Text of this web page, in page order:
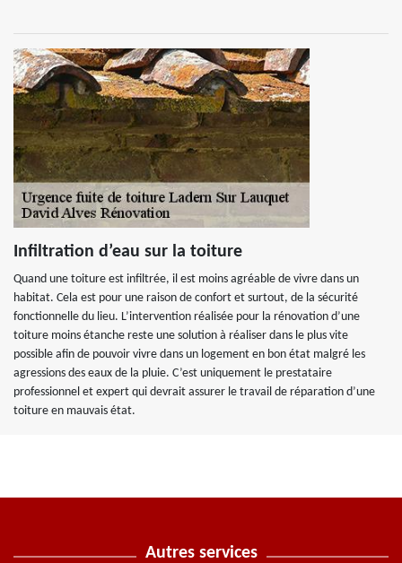
Infiltration d’eau sur la toiture
Quand une toiture est infiltrée, il est moins agréable de vivre dans un
habitat. Cela est pour une raison de confort et surtout, de la sécurité
fonctionnelle du lieu. L’intervention réalisée pour la rénovation d’une
toiture moins étanche reste une solution à réaliser dans le plus vite
possible afin de pouvoir vivre dans un logement en bon état malgré les
agressions des eaux de la pluie. C’est uniquement le prestataire
professionnel et expert qui devrait assurer le travail de réparation d’une
toiture en mauvais état.
Autres services